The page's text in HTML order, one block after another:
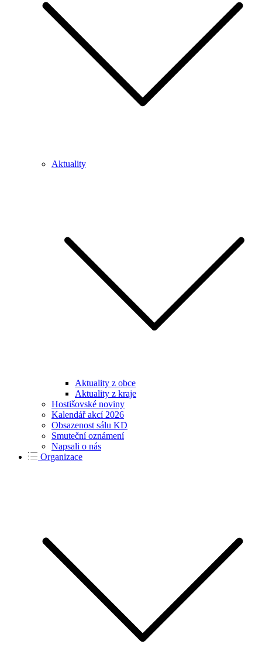
Aktuality
Aktuality z obce
Aktuality z kraje
Hostišovské noviny
Kalendář akcí 2026
Obsazenost sálu KD
Smuteční oznámení
Napsali o nás
Organizace